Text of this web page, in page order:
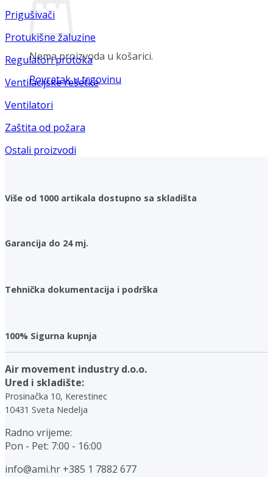
Nema proizvoda u košarici.
Povratak u trgovinu
Prigušivači
Protukišne žaluzine
Regulatori protoka
Ventilacijske rešetke
Ventilatori
Zaštita od požara
Ostali proizvodi
Više od 1000 artikala dostupno sa skladišta
Garancija do 24 mj.
Tehnička dokumentacija i podrška
100% Sigurna kupnja
Air movement industry d.o.o.
Ured i skladište:
Prosinačka 10, Kerestinec
10431 Sveta Nedelja
Radno vrijeme:
Pon - Pet: 7:00 - 16:00
info@ami.hr +385 1 7882 677